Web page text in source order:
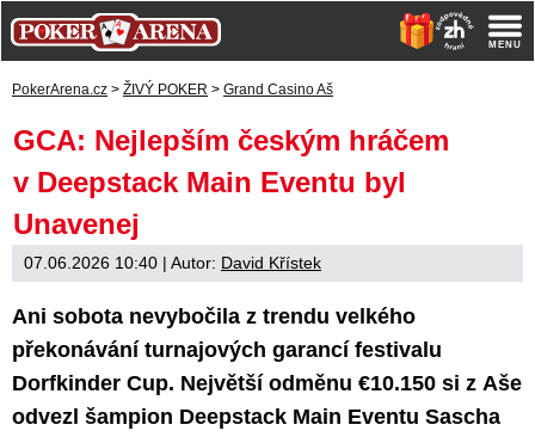
PokerArena.cz > ŽIVÝ POKER > Grand Casino Aš
GCA: Nejlepším českým hráčem
v Deepstack Main Eventu byl
Unavenej
07.06.2026 10:40 | Autor: David Křístek
Ani sobota nevybočila z trendu velkého
překonávání turnajových garancí festivalu
Dorfkinder Cup. Největší odměnu €10.150 si z Aše
odvezl šampion Deepstack Main Eventu Sascha